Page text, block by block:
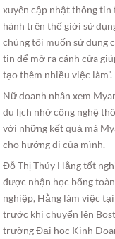
xuyên cập nhật thông
hành trên thế giới sử
chúng tôi muốn sử dụng
tin để mở ra cánh cửa
tạo thêm nhiều việc làm”.
Nữ doanh nhân xem
du lịch nhờ công nghệ
với những kết quả mà
cho hướng đi của mình.
Đỗ Thị Thúy Hằng tốt
được nhận học bổng
nghiệp, Hằng làm việc
trước khi chuyển lên
trường Đại học Kinh